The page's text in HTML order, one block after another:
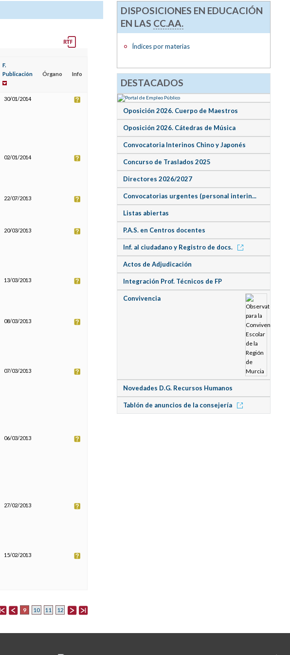
F.
Publicación
Órgano Info
30/01/2014
02/01/2014
22/07/2013
20/03/2013
13/03/2013
08/03/2013
07/03/2013
06/03/2013
27/02/2013
15/02/2013
9 10 11 12
DISPOSICIONES EN EDUCACIÓN
EN LAS CC.AA.
Índices por materias
DESTACADOS
Oposición 2026. Cuerpo de Maestros
Oposición 2026. Cátedras de Música
Convocatoria Interinos Chino y Japonés
Concurso de Traslados 2025
Directores 2026/2027
Convocatorias urgentes (personal interin...
Listas abiertas
P.A.S. en Centros docentes
Inf. al ciudadano y Registro de docs.
Actos de Adjudicación
Integración Prof. Técnicos de FP
Convivencia
Novedades D.G. Recursos Humanos
Tablón de anuncios de la consejería